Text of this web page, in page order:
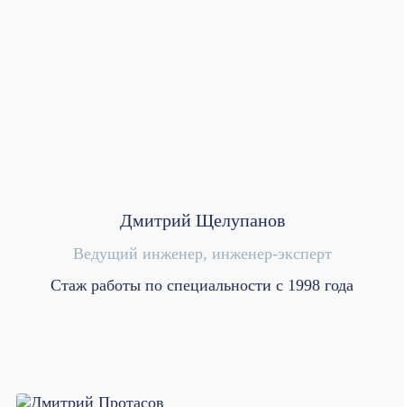
Дмитрий Щелупанов
Ведущий инженер, инженер-эксперт
Стаж работы по специальности с 1998 года